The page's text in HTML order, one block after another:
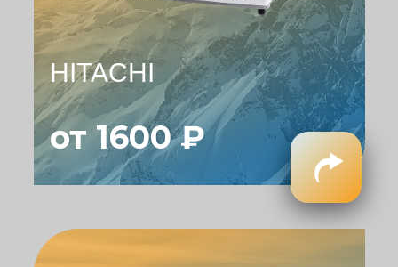
HITACHI
от 1600 ₽